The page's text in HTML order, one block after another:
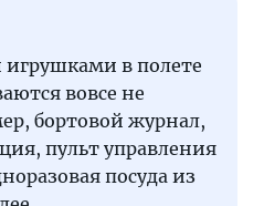
в полете
вовсе не
бортовой журнал,
пульт управления
посуда из